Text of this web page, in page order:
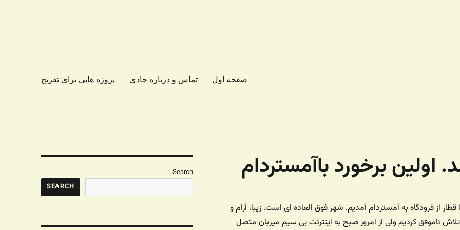
صفحه اول تماس و درباره جادی پروژه هایی برای تفریح
از فرودگاه به آمستردام آمدیم. شهر فوق العاده ای است. زیبا، آرام و
ناموفق کردیم ولی از امروز صبح به اینترنت بی سیم میزبان متصل
Search
SEARCH